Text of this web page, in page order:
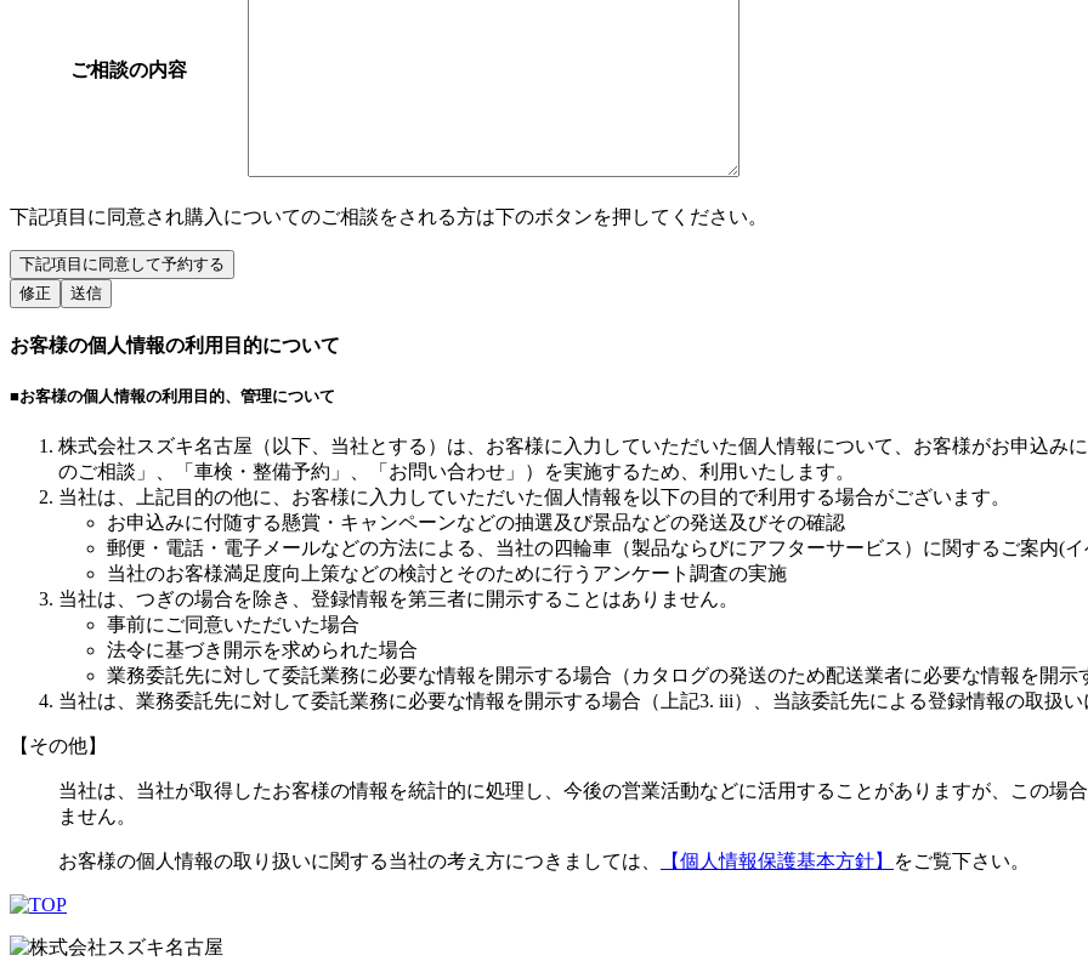
ご相談の内容
下記項目に同意され購入についてのご相談をされる方は下のボタンを押してください。
お客様の個人情報の利用目的について
■お客様の個人情報の利用目的、管理について
株式会社スズキ名古屋（以下、当社とする）は、お客様に入力していただいた個人情報について、お客様がお申込み
のご相談」、「車検・整備予約」、「お問い合わせ」）を実施するため、利用いたします。
当社は、上記目的の他に、お客様に入力していただいた個人情報を以下の目的で利用する場合がございます。
お申込みに付随する懸賞・キャンペーンなどの抽選及び景品などの発送及びその確認
郵便・電話・電子メールなどの方法による、当社の四輪車（製品ならびにアフターサービス）に関するご案内(
当社のお客様満足度向上策などの検討とそのために行うアンケート調査の実施
当社は、つぎの場合を除き、登録情報を第三者に開示することはありません。
事前にご同意いただいた場合
法令に基づき開示を求められた場合
業務委託先に対して委託業務に必要な情報を開示する場合（カタログの発送のため配送業者に必要な情報を開示
当社は、業務委託先に対して委託業務に必要な情報を開示する場合（上記3. iii）、当該委託先による登録情報の取扱い
【その他】
当社は、当社が取得したお客様の情報を統計的に処理し、今後の営業活動などに活用することがありますが、この場
ません。
お客様の個人情報の取り扱いに関する当社の考え方につきましては、 【個人情報保護基本方針】 をご覧下さい。